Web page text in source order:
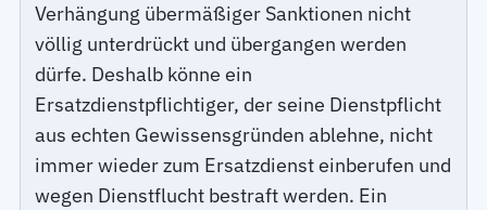
Verhängung übermäßiger Sanktionen nicht
völlig unterdrückt und übergangen werden
dürfe. Deshalb könne ein
Ersatzdienstpflichtiger, der seine Dienstpflicht
aus echten Gewissensgründen ablehne, nicht
immer wieder zum Ersatzdienst einberufen und
wegen Dienstflucht bestraft werden. Ein